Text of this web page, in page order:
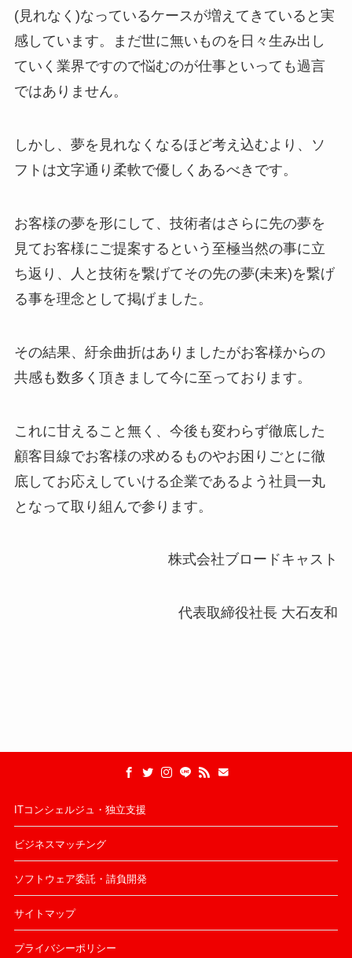
(見れなく)なっているケースが増えてきていると実
感しています。まだ世に無いものを日々生み出し
ていく業界ですので悩むのが仕事といっても過言
ではありません。
しかし、夢を見れなくなるほど考え込むより、ソ
フトは文字通り柔軟で優しくあるべきです。
お客様の夢を形にして、技術者はさらに先の夢を
見てお客様にご提案するという至極当然の事に立
ち返り、人と技術を繋げてその先の夢(未来)を繋げ
る事を理念として掲げました。
その結果、紆余曲折はありましたがお客様からの
共感も数多く頂きまして今に至っております。
これに甘えること無く、今後も変わらず徹底した
顧客目線でお客様の求めるものやお困りごとに徹
底してお応えしていける企業であるよう社員一丸
となって取り組んで参ります。
株式会社ブロードキャスト
代表取締役社長 大石友和
ITコンシェルジュ・独立支援
ビジネスマッチング
ソフトウェア委託・請負開発
サイトマップ
プライバシーポリシー